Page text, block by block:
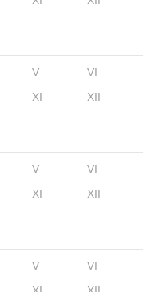
V
VI
XI XII
V
VI
XI XII
V
VI